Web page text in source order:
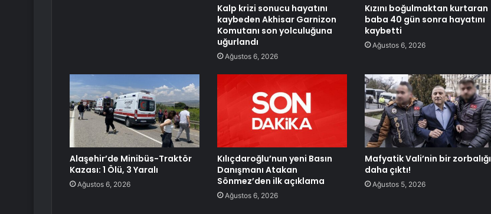
Kalp krizi sonucu hayatını
kaybeden Akhisar Garnizon
Komutanı son yolculuğuna
uğurlandı
Ağustos 6, 2026
Kızını boğulmaktan kurtaran
baba 40 gün sonra hayatını
kaybetti
Ağustos 6, 2026
Alaşehir’de Minibüs-Traktör
Kazası: 1 Ölü, 3 Yaralı
Ağustos 6, 2026
Kılıçdaroğlu’nun yeni Basın
Danışmanı Atakan
Sönmez’den ilk açıklama
Ağustos 6, 2026
Mafyatik Vali’nin bir zorbalığı
daha çıktı!
Ağustos 5, 2026